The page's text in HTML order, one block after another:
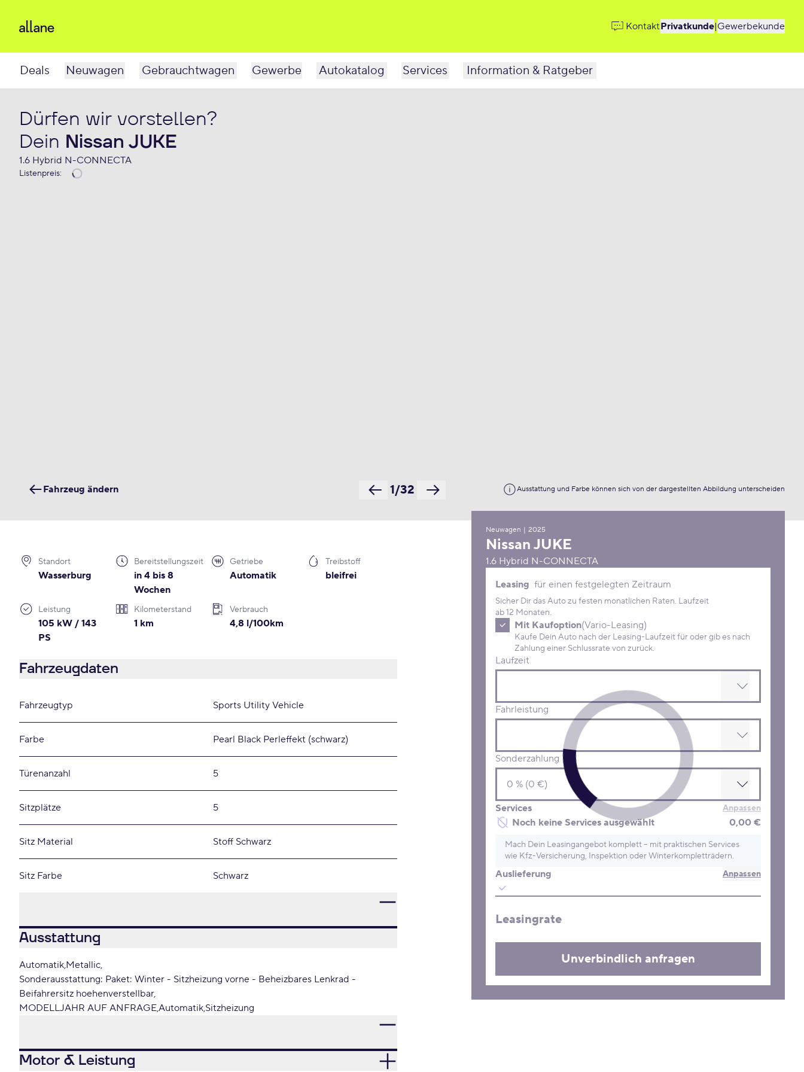
KontaktPrivatkunde|Gewerbekunde
Deals Neuwagen Gebrauchtwagen Gewerbe Autokatalog Services Information & Ratgeber
Dürfen wir vorstellen?
Dein Nissan JUKE
1.6 Hybrid N-CONNECTA
Listenpreis:
Ausstattung und Farbe können sich von der dargestellten Abbildung unterscheiden
1/32
Fahrzeug ändern
Neuwagen | 2025
NissanJUKE
1.6 Hybrid N-CONNECTA
Leasing Konditionen
Leasing für einen festgelegten Zeitraum
Sicher Dir das Auto zu festen monatlichen Raten. Laufzeit
ab 12 Monaten.
Mit Kaufoption(Vario-Leasing)
Kaufe Dein Auto nach der Leasing-Laufzeit für oder gib es nach
Zahlung einer Schlussrate von zurück.
Laufzeit
Fahrleistung
Sonderzahlung
Services Anpassen
Noch keine Services ausgewählt 0,00 €
Mach Dein Leasingangebot komplett – mit praktischen Services
wie Kfz-Versicherung, Inspektion oder Winterkompletträdern.
Auslieferung Anpassen
Leasingrate
Unverbindlich anfragen
Standort
Wasserburg
Bereitstellungszeit
in 4 bis 8
Wochen
Getriebe
Automatik
Treibstoff
bleifrei
Leistung
105 kW / 143
PS
Kilometerstand
1 km
Verbrauch
4,8 l/100km
Fahrzeugdaten
Fahrzeugtyp Sports Utility Vehicle
Farbe Pearl Black Perleffekt (schwarz)
Türenanzahl 5
Sitzplätze 5
Sitz Material Stoff Schwarz
Sitz Farbe Schwarz
Ausstattung
Automatik Metallic
Sonderausstattung: Paket: Winter - Sitzheizung vorne - Beheizbares Lenkrad -
Beifahrersitz hoehenverstellbar
MODELLJAHR AUF ANFRAGEAutomatik Sitzheizung
Motor & Leistung